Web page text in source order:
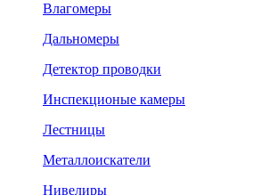
Влагомеры
Дальномеры
Детектор проводки
Инспекционые камеры
Лестницы
Металлоискатели
Нивелиры